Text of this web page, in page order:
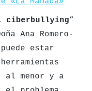
”
Ana Romero-
estar
al menor y a